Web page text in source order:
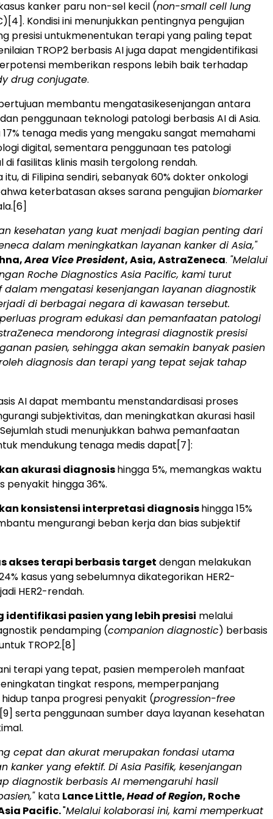
kanker paru non-sel kecil (non-small cell lung
[4]. Kondisi ini menunjukkan pentingnya pengujian
presisi untukmenentukan terapi yang paling tepat
TROP2 berbasis AI juga dapat mengidentifikasi
memberikan respons lebih baik terhadap
drug conjugate.
membantu mengatasikesenjangan antara
penggunaan teknologi patologi berbasis AI di Asia.
17% tenaga medis yang mengaku sangat memahami
digital, sementara penggunaan tes patologi
di fasilitas klinis masih tergolong rendah.
di Filipina sendiri, sebanyak 60% dokter onkologi
keterbatasan akses sarana pengujianbiomarker
[6]
kesehatan yang kuat menjadi bagian penting dari
dalam meningkatkan layanan kanker di Asia,"
Area Vice President, Asia, AstraZeneca. "Melalui
Roche Diagnostics Asia Pacific, kami turut
dalam mengatasi kesenjangan layanan diagnostik
di berbagai negara di kawasan tersebut.
program edukasi dan pemanfaatan patologi
mendorong integrasi diagnostik presisi
pasien, sehingga akan semakin banyak pasien
diagnosis dan terapi yang tepat sejak tahap
AI dapat membantu menstandardisasi proses
subjektivitas, dan meningkatkan akurasi hasil
studi menunjukkan bahwa pemanfaatan
mendukung tenaga medis dapat[7]:
akurasi diagnosishingga 5%, memangkas waktu
penyakit hingga 36%.
konsistensi interpretasi diagnosishingga 15%
mengurangi beban kerja dan bias subjektif
akses terapi berbasis target dengan melakukan
kasus yang sebelumnya dikategorikan HER2-
HER2-rendah.
identifikasi pasien yang lebih presisi melalui
pendamping (companion diagnostic) berbasis
TROP2.[8]
terapi yang tepat, pasien memperoleh manfaat
tingkat respons, memperpanjang
tanpa progresi penyakit (progression-free
serta penggunaan sumber daya layanan kesehatan
cepat dan akurat merupakan fondasi utama
kanker yang efektif. Di Asia Pasifik, kesenjangan
diagnostik berbasis AI memengaruhi hasil
kata Lance Little,Head of Region, Roche
Pacific."Melalui kolaborasi ini, kami memperkuat